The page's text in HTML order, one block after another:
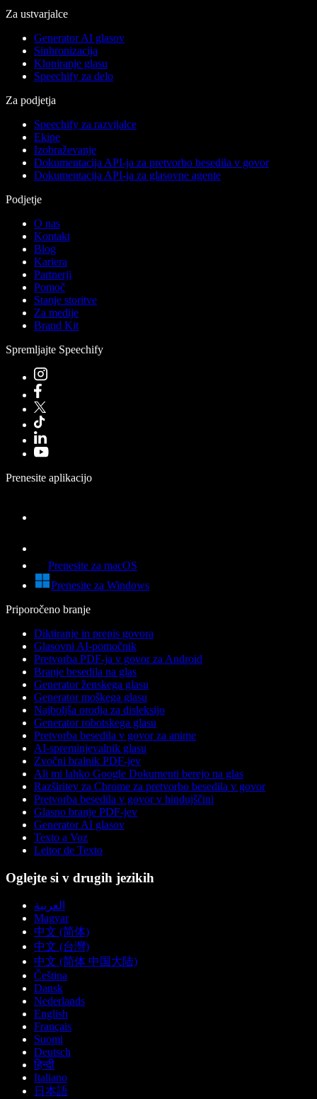
Za ustvarjalce
Generator AI glasov
Sinhronizacija
Kloniranje glasu
Speechify za delo
Za podjetja
Speechify za razvijalce
Ekipe
Izobraževanje
Dokumentacija API-ja za pretvorbo besedila v govor
Dokumentacija API-ja za glasovne agente
Podjetje
O nas
Kontakt
Blog
Kariera
Partnerji
Pomoč
Stanje storitve
Za medije
Brand Kit
Spremljajte Speechify
Prenesite aplikacijo
Prenesite za macOS
Prenesite za Windows
Priporočeno branje
Diktiranje in prepis govora
Glasovni AI-pomočnik
Pretvorba PDF-ja v govor za Android
Branje besedila na glas
Generator ženskega glasu
Generator moškega glasu
Najboljša orodja za disleksijo
Generator robotskega glasu
Pretvorba besedila v govor za anime
AI-spreminjevalnik glasu
Zvočni bralnik PDF-jev
Ali mi lahko Google Dokumenti berejo na glas
Razširitev za Chrome za pretvorbo besedila v govor
Pretvorba besedila v govor v hindujščini
Glasno branje PDF-jev
Generator AI glasov
Texto a Voz
Leitor de Texto
Oglejte si v drugih jezikih
العربية
Magyar
中文 (简体)
中文 (台灣)
中文 (简体 中国大陆)
Čeština
Dansk
Nederlands
English
Français
Suomi
Deutsch
हिन्दी
Italiano
日本語